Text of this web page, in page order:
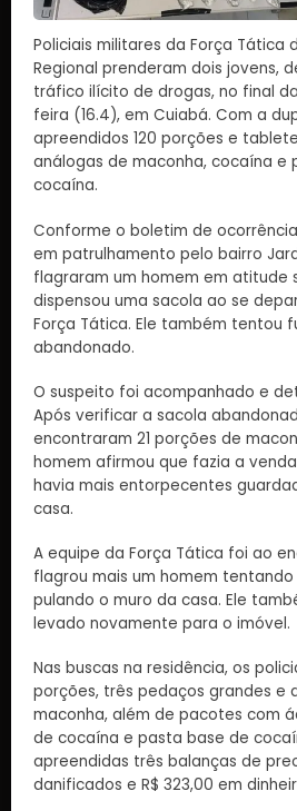
Policiais militares da Força Tática
Regional prenderam dois jovens,
tráfico ilícito de drogas, no final
feira (16.4), em Cuiabá. Com a
apreendidos 120 porções e
análogas de maconha, cocaína e
cocaína.
Conforme o boletim de
em patrulhamento pelo bairro
flagraram um homem em atitude
dispensou uma sacola ao se
Força Tática. Ele também tentou
abandonado.
O suspeito foi acompanhado e
Após verificar a sacola
encontraram 21 porções de
homem afirmou que fazia a
havia mais entorpecentes
casa.
A equipe da Força Tática foi ao
flagrou mais um homem
pulando o muro da casa. Ele
levado novamente para o imóvel.
Nas buscas na residência, os
porções, três pedaços grandes e
maconha, além de pacotes com
de cocaína e pasta base de
apreendidas três balanças de
danificados e R$ 323,00 em